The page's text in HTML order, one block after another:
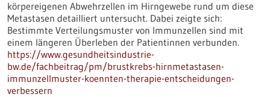
körpereigenen Abwehrzellen im Hirngewebe rund um diese
Metastasen detailliert untersucht. Dabei zeigte sich:
Bestimmte Verteilungsmuster von Immunzellen sind mit
einem längeren Überleben der Patientinnen verbunden.
https://www.gesundheitsindustrie-
bw.de/fachbeitrag/pm/brustkrebs-hirnmetastasen-
immunzellmuster-koennten-therapie-entscheidungen-
verbessern